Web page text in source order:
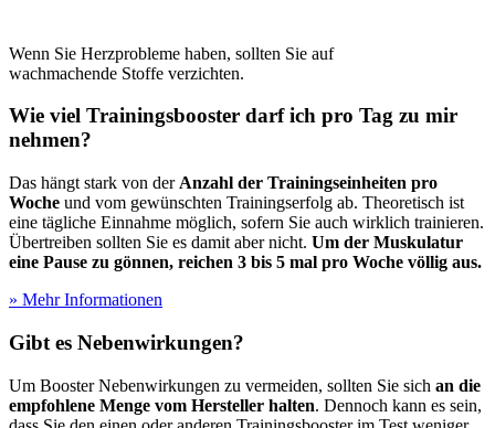
Wenn Sie Herzprobleme haben, sollten Sie auf
wachmachende Stoffe verzichten.
Wie viel Trainingsbooster darf ich pro Tag zu mir
nehmen?
Das hängt stark von der Anzahl der Trainingseinheiten pro
Woche und vom gewünschten Trainingserfolg ab. Theoretisch ist
eine tägliche Einnahme möglich, sofern Sie auch wirklich trainieren.
Übertreiben sollten Sie es damit aber nicht. Um der Muskulatur
eine Pause zu gönnen, reichen 3 bis 5 mal pro Woche völlig aus.
» Mehr Informationen
Gibt es Nebenwirkungen?
Um Booster Nebenwirkungen zu vermeiden, sollten Sie sich an die
empfohlene Menge vom Hersteller halten. Dennoch kann es sein,